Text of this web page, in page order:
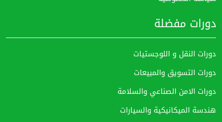
دورات مفضلة
دورات النقل و اللوجستيات
دورات التسويق والمبيعات
دورات الامن الصناعي والسلامة
هندسة الميكانيكية والسيارات